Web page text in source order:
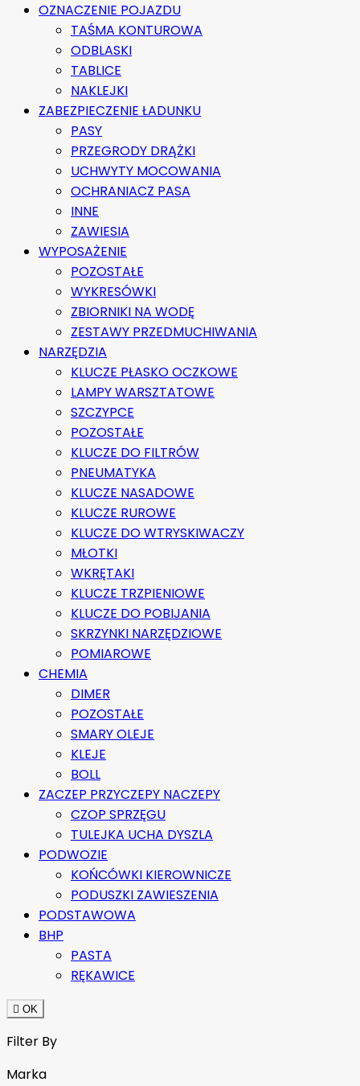
OZNACZENIE POJAZDU
TAŚMA KONTUROWA
ODBLASKI
TABLICE
NAKLEJKI
ZABEZPIECZENIE ŁADUNKU
PASY
PRZEGRODY DRĄŻKI
UCHWYTY MOCOWANIA
OCHRANIACZ PASA
INNE
ZAWIESIA
WYPOSAŻENIE
POZOSTAŁE
WYKRESÓWKI
ZBIORNIKI NA WODĘ
ZESTAWY PRZEDMUCHIWANIA
NARZĘDZIA
KLUCZE PŁASKO OCZKOWE
LAMPY WARSZTATOWE
SZCZYPCE
POZOSTAŁE
KLUCZE DO FILTRÓW
PNEUMATYKA
KLUCZE NASADOWE
KLUCZE RUROWE
KLUCZE DO WTRYSKIWACZY
MŁOTKI
WKRĘTAKI
KLUCZE TRZPIENIOWE
KLUCZE DO POBIJANIA
SKRZYNKI NARZĘDZIOWE
POMIAROWE
CHEMIA
DIMER
POZOSTAŁE
SMARY OLEJE
KLEJE
BOLL
ZACZEP PRZYCZEPY NACZEPY
CZOP SPRZĘGU
TULEJKA UCHA DYSZLA
PODWOZIE
KOŃCÓWKI KIEROWNICZE
PODUSZKI ZAWIESZENIA
PODSTAWOWA
BHP
PASTA
RĘKAWICE
 OK
Filter By
Marka